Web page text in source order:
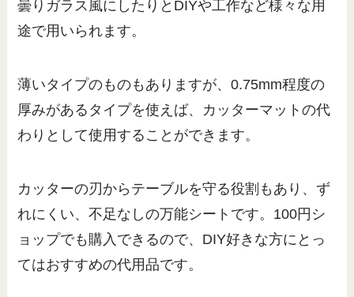
曇りガラス風にしたりとDIYや工作など様々な用
途で用いられます。
薄いタイプのものもありますが、0.75mm程度の
厚みがあるタイプを使えば、カッターマットの代
わりとして使用することができます。
カッターの刃からテーブルを守る役割もあり、ず
れにくい、不足なしの万能シートです。100円シ
ョップでも購入できるので、DIY好きな方にとっ
てはおすすめの代用品です。